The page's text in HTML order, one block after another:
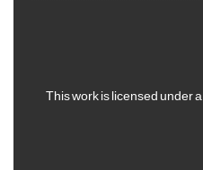
This work is licensed under a